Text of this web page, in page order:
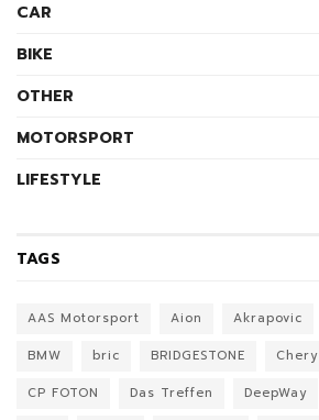
CAR
BIKE
OTHER
MOTORSPORT
LIFESTYLE
TAGS
AAS Motorsport Aion Akrapovic
BMW
bric BRIDGESTONE Chery
CP FOTON
Das Treffen DeepWay